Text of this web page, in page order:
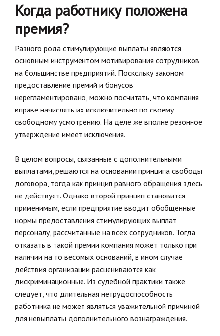
Когда работнику положена
премия?
Разного рода стимулирующие выплаты являются
основным инструментом мотивирования сотрудников
на большинстве предприятий. Поскольку законом
предоставление премий и бонусов
нерегламентировано, можно посчитать, что компания
вправе начислять их исключительно по своему
свободному усмотрению. На деле же вполне резонное
утверждение имеет исключения.
В целом вопросы, связанные с дополнительными
выплатами, решаются на основании принципа свободы
договора, тогда как принцип равного обращения здесь
не действует. Однако второй принцип становится
применимым, если предприятие вводит обобщенные
нормы предоставления стимулирующих выплат
персоналу, рассчитанные на всех сотрудников. Тогда
отказать в такой премии компания может только при
наличии на то весомых оснований, в ином случае
действия организации расцениваются как
дискриминационные. Из судебной практики также
следует, что длительная нетрудоспособность
работника не может являться уважительной причиной
для невыплаты дополнительного вознаграждения.